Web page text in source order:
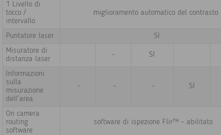
1 Livello di
tocco /
intervallo
miglioramento automatico del contrasto
Puntatore laser
SI
Misuratore di
distanza laser
- SI
Informazioni
sulla
misurazione
dell'area
- - - SI
On camera
routing
software
software di ispezione Flir™ - abilitato